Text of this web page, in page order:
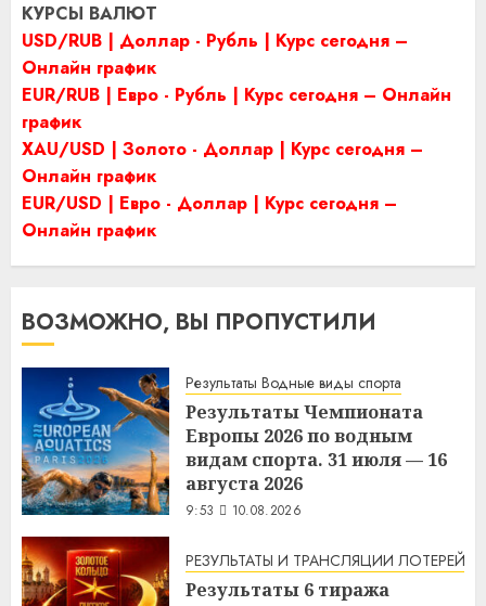
КУРСЫ ВАЛЮТ
USD/RUB | Доллар - Рубль | Курс сегодня –
Онлайн график
EUR/RUB | Евро - Рубль | Курс сегодня – Онлайн
график
XAU/USD | Золото - Доллар | Курс сегодня –
Онлайн график
EUR/USD | Евро - Доллар | Курс сегодня –
Онлайн график
ВОЗМОЖНО, ВЫ ПРОПУСТИЛИ
Результаты Водные виды спорта
Результаты Чемпионата
Европы 2026 по водным
видам спорта. 31 июля — 16
августа 2026
9:53 10.08.2026
РЕЗУЛЬТАТЫ И ТРАНСЛЯЦИИ ЛОТЕРЕЙ
Результаты 6 тиража